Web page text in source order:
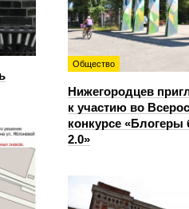
Общество
Нижегородцев
к участию во
конкурсе «Блогеры
2.0»